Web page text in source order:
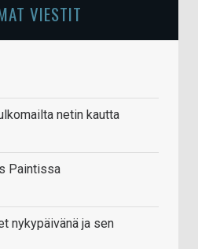
VIESTIT
netin kautta
Paintissa
nykypäivänä ja sen